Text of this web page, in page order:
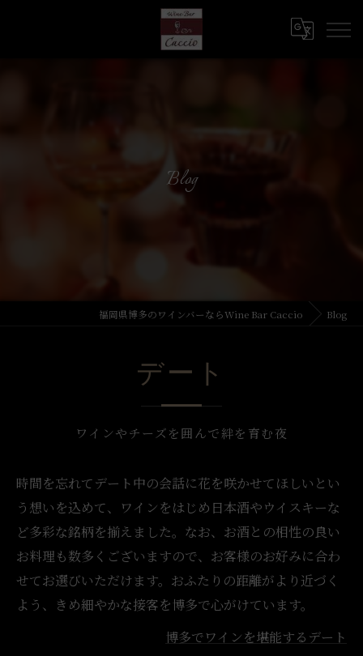
Blog
福岡県博多のワインバーならWine Bar Caccio Blog
デート
ワインやチーズを囲んで絆を育む夜
時間を忘れてデート中の会話に花を咲かせてほしいとい
う想いを込めて、ワインをはじめ日本酒やウイスキーな
ど多彩な銘柄を揃えました。なお、お酒との相性の良い
お料理も数多くございますので、お客様のお好みに合わ
せてお選びいただけます。おふたりの距離がより近づく
よう、きめ細やかな接客を博多で心がけています。
博多でワインを堪能するデート